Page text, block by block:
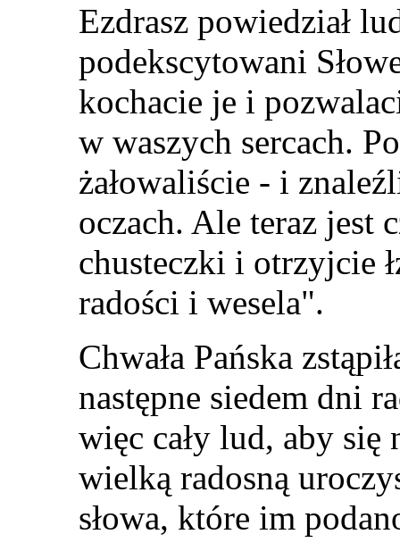
Ezdrasz powiedział
podekscytowani
kochacie je i
w waszych sercach.
żałowaliście - i
oczach. Ale teraz jest
chusteczki i otrzyjcie
radości i wesela".
Chwała Pańska
następne siedem dni
więc cały lud, aby się
wielką radosną
słowa, które im